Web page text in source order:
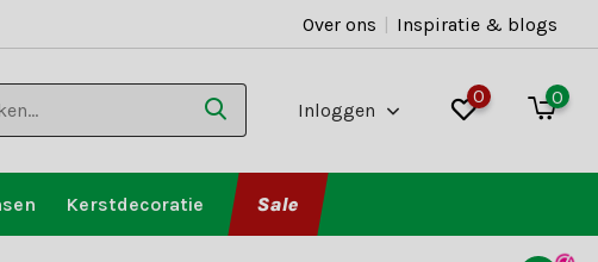
Over ons | Inspiratie & blogs
Inloggen
0 0
Kerstdecoratie Sale